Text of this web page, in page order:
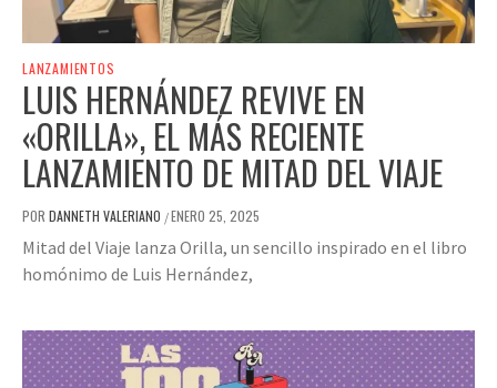
LANZAMIENTOS
LUIS HERNÁNDEZ REVIVE EN
«ORILLA», EL MÁS RECIENTE
LANZAMIENTO DE MITAD DEL VIAJE
POR DANNETH VALERIANO /ENERO 25, 2025
Mitad del Viaje lanza Orilla, un sencillo inspirado en el libro
homónimo de Luis Hernández,